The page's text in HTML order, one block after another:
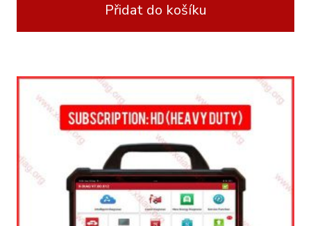
Přidat do košíku